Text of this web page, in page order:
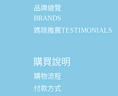
品牌總覽
BRANDS
媽咪推薦TESTIMONIALS
購買說明
購物流程
付款方式